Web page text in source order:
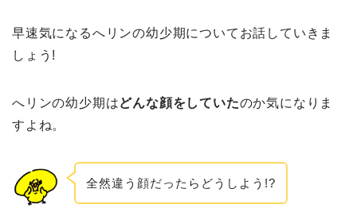
早速気になるへリンの幼少期についてお話していきま
しょう!
へリンの幼少期はどんな顔をしていたのか気になりま
すよね。
全然違う顔だったらどうしよう!?